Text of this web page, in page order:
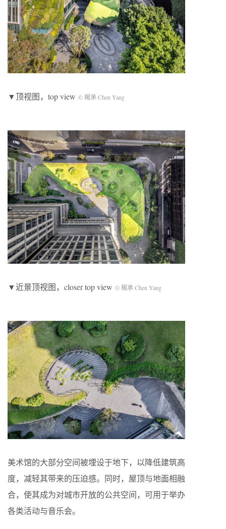
▼顶视图，top view © 楊承 Chen Yang
▼近景顶视图，closer top view © 楊承 Chen Yang
美术馆的大部分空间被埋设于地下，以降低建筑高
度，减轻其带来的压迫感。同时，屋顶与地面相融
合，使其成为对城市开放的公共空间，可用于举办
各类活动与音乐会。